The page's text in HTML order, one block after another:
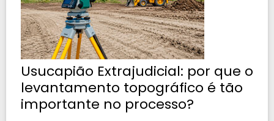
Usucapião Extrajudicial: por que o
levantamento topográfico é tão
importante no processo?